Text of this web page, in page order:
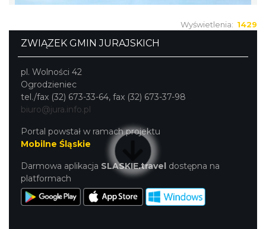
Wyświetlenia: 1429
ZWIĄZEK GMIN JURAJSKICH
pl. Wolności 42
Ogrodzieniec
tel./fax (32) 673-33-64, fax (32) 673-37-98
biuro@jura.info.pl
Portal powstał w ramach projektu
Mobilne Śląskie
Darmowa aplikacja SLASKIE.travel dostępna na
platformach